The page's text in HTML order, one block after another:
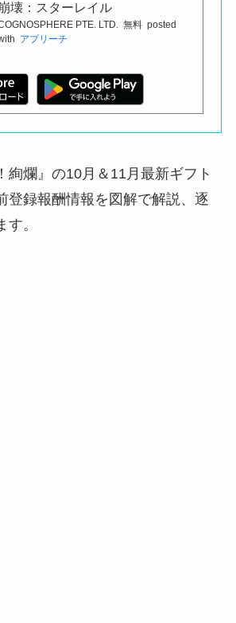
崩壊：スターレイル
PTE. LTD. 無料 posted
アプリーチ
絢爛』の10月＆11月最新ギフト
登録報酬情報を図解で解説、逐
。